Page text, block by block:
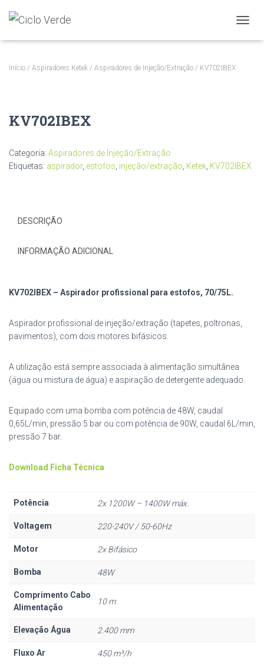
L
E
Início / Aspiradores Ketek / Aspiradores de Injeção/Extração / KV702IBEX
KV702IBEX
Categoria: Aspiradores de Injeção/Extração
Etiquetas: aspirador, estofos injeção/extração Ketek KV702IBEX
DESCRIÇÃO
INFORMAÇÃO ADICIONAL
KV702IBEX – Aspirador profissional para estofos, 70/75L.
Aspirador profissional de injeção/extração (tapetes, poltronas,
pavimentos), com dois motores bifásicos.
A utilização está sempre associada à alimentação simultânea
(água ou mistura de água) e aspiração de detergente adequado.
Equipado com uma bomba com potência de 48W, caudal
0,65L/min, pressão 5 bar ou com potência de 90W, caudal 6L/min,
pressão 7 bar.
Download Ficha Técnica
Potência 2x 1200W – 1400W máx.
Voltagem 220-240V / 50-60Hz
Motor 2x Bifásico
Bomba 48W
Comprimento Cabo
Alimentação
10 m
Elevação Água 2.400 mm
Fluxo Ar 450 m³/h